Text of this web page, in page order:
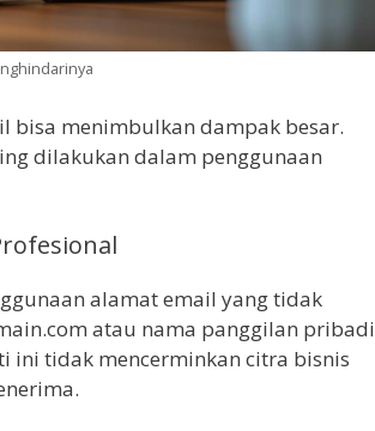
bisa menimbulkan dampak besar.
dilakukan dalam penggunaan
alamat email yang tidak
atau nama panggilan pribadi
ini tidak mencerminkan citra bisnis